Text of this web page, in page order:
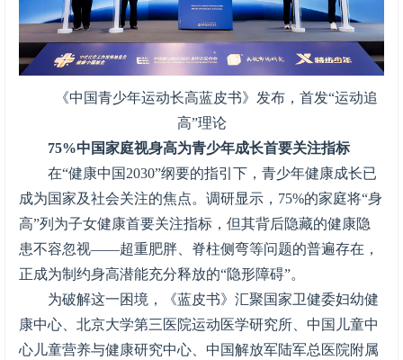
《中国青少年运动长高蓝皮书》发布，首发“运动追
高”理论
75%中国家庭视身高为青少年成长首要关注指标
在“健康中国2030”纲要的指引下，青少年健康成长已
成为国家及社会关注的焦点。调研显示，75%的家庭将“身
高”列为子女健康首要关注指标，但其背后隐藏的健康隐
患不容忽视——超重肥胖、脊柱侧弯等问题的普遍存在，
正成为制约身高潜能充分释放的“隐形障碍”。
为破解这一困境，《蓝皮书》汇聚国家卫健委妇幼健
康中心、北京大学第三医院运动医学研究所、中国儿童中
心儿童营养与健康研究中心、中国解放军陆军总医院附属